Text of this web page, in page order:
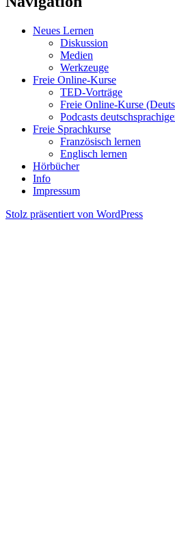
Neues Lernen
Diskussion
Medien
Werkzeuge
Freie Online-Kurse
TED-Vorträge
Freie Online-Kurse
Podcasts
Freie Sprachkurse
Französisch lernen
Englisch lernen
Hörbücher
Info
Impressum
Stolz präsentiert von WordPress